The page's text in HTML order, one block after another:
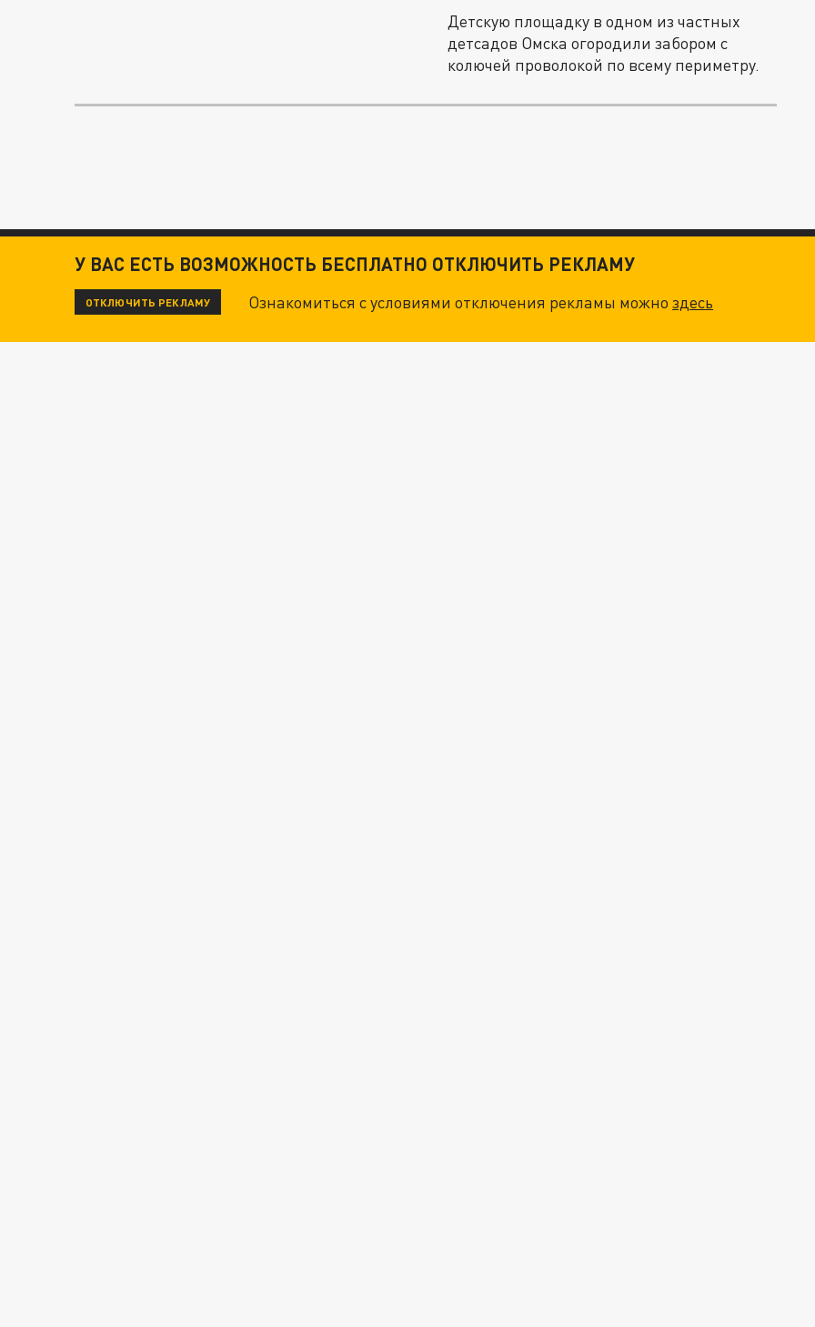
Детскую площадку в одном из частных
детсадов Омска огородили забором с
колючей проволокой по всему периметру.
У ВАС ЕСТЬ ВОЗМОЖНОСТЬ БЕСПЛАТНО ОТКЛЮЧИТЬ РЕКЛАМУ
ОТКЛЮЧИТЬ РЕКЛАМУ Ознакомиться с условиями отключения рекламы можноздесь